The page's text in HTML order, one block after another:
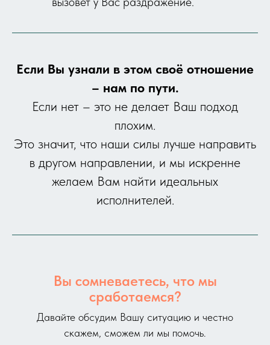
Если Вы узнали в этом своё отношение
– нам по пути.
Если нет – это не делает Ваш подход
плохим.
Это значит, что наши силы лучше направить
в другом направлении, и мы искренне
желаем Вам найти идеальных
исполнителей.
Вы сомневаетесь, что мы
сработаемся?
Давайте обсудим Вашу ситуацию и честно
скажем, сможем ли мы помочь.